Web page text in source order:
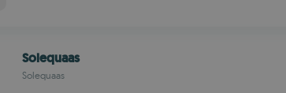
Solequaas
Solequaas